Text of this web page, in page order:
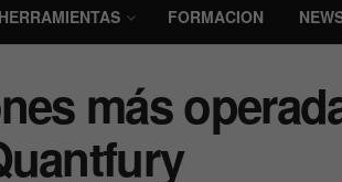
HERRAMIENTAS FORMACION
más